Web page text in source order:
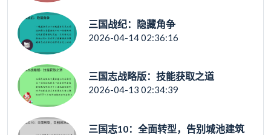
三国战纪：隐藏角争
2026-04-14 02:36:16
三国志战略版：技能获取之道
2026-04-13 02:34:39
三国志10：全面转型，告别城池建筑